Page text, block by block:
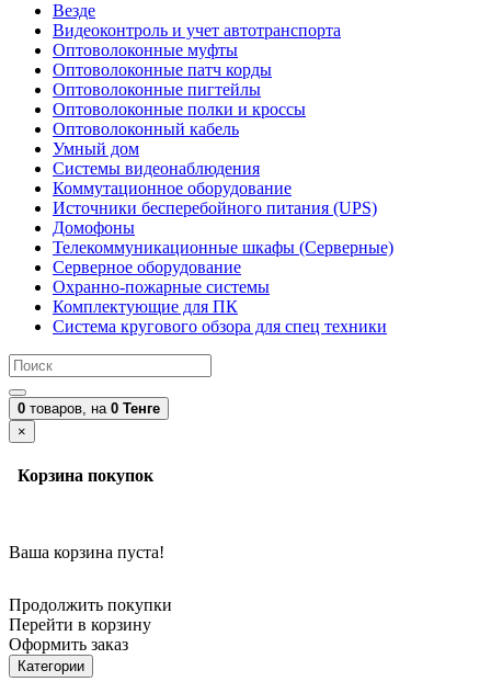
Везде
Видеоконтроль и учет автотранспорта
Оптоволоконные муфты
Оптоволоконные патч корды
Оптоволоконные пигтейлы
Оптоволоконные полки и кроссы
Оптоволоконный кабель
Умный дом
Системы видеонаблюдения
Коммутационное оборудование
Источники бесперебойного питания (UPS)
Домофоны
Телекоммуникационные шкафы (Серверные)
Серверное оборудование
Охранно-пожарные системы
Комплектующие для ПК
Система кругового обзора для спец техники
0 товаров, на 0 Тенге
×
Корзина покупок
Ваша корзина пуста!
Продолжить покупки
Перейти в корзину
Оформить заказ
Категории